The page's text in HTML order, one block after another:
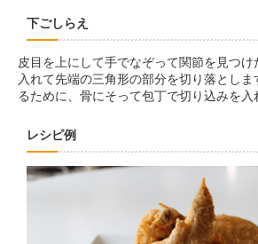
下ごしらえ
皮目を上にして手でなぞって関節を見つ
入れて先端の三角形の部分を切り落とし
るために、骨にそって包丁で切り込みを入
レシピ例